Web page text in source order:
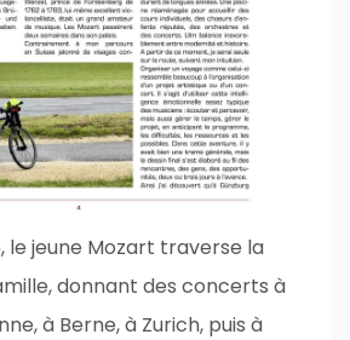
le jeune Mozart traverse la
donnant des concerts à
à Berne, à Zurich, puis à